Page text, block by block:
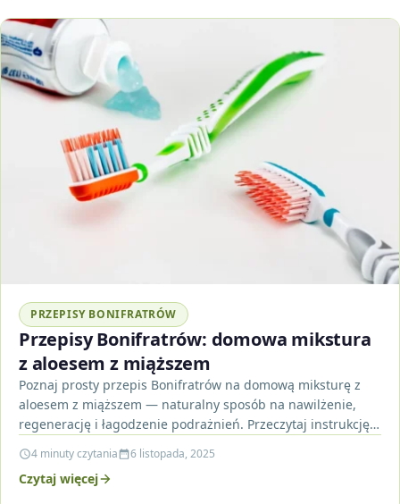
PRZEPISY BONIFRATRÓW
Przepisy Bonifratrów: domowa mikstura
z aloesem z miąższem
Poznaj prosty przepis Bonifratrów na domową miksturę z
aloesem z miąższem — naturalny sposób na nawilżenie,
regenerację i łagodzenie podrażnień. Przeczytaj instrukcję
4 minuty czytania 6 listopada, 2025
Czytaj więcej